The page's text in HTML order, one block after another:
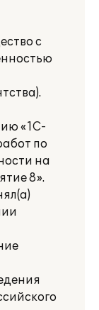
с
«1С-
по
на
8».